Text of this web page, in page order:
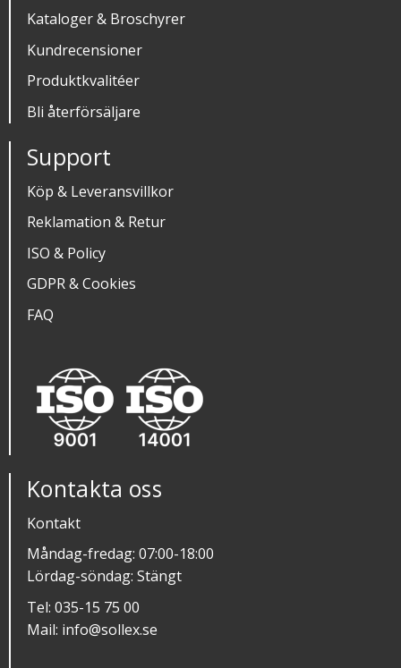
Kataloger & Broschyrer
Kundrecensioner
Produktkvalitéer
Bli återförsäljare
Support
Köp & Leveransvillkor
Reklamation & Retur
ISO & Policy
GDPR & Cookies
FAQ
Kontakta oss
Kontakt
Måndag-fredag: 07:00-18:00
Lördag-söndag: Stängt
Tel: 035-15 75 00
Mail: info@sollex.se